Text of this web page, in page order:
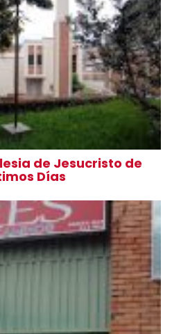
de Jesucristo de
Días